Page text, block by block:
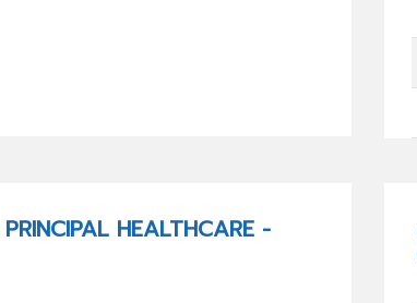
HEALTHCARE -